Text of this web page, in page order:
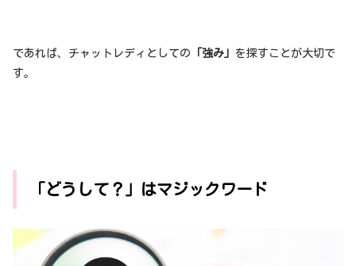
であれば、チャットレディとしての 「強み」 を探すことが大切で
す。
「どうして？」はマジックワード